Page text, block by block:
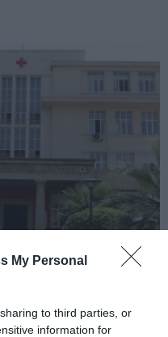
My Personal
to third parties, or
information for
Ασθενής
γιατρό